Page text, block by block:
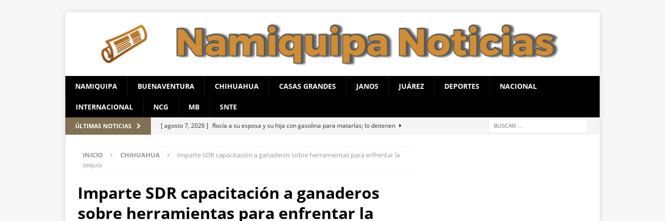
NAMIQUIPA BUENAVENTURA CHIHUAHUA CASAS GRANDES JANOS JUÁREZ DEPORTES NACIONAL
INTERNACIONAL NCG MB SNTE
ÚLTIMAS NOTICIAS [ agosto 7, 2026 ] Rocía a su esposa y su hija con gasolina para matarlas; lo detienen
[ agosto 7, 2026 ] Cateos en Juárez aseguran un tigre de bengala, un lagarto y
[ agosto 6, 2026 ] Alan Falomir se reúne con vecinos de El Saucito y lleva mensaje de
unidad en el PAN
ESTATAL
INICIO CHIHUAHUA
Imparte SDR capacitación a ganaderos sobre herramientas para enfrentar la
sequía
Imparte SDR capacitación a ganaderos
sobre herramientas para enfrentar la